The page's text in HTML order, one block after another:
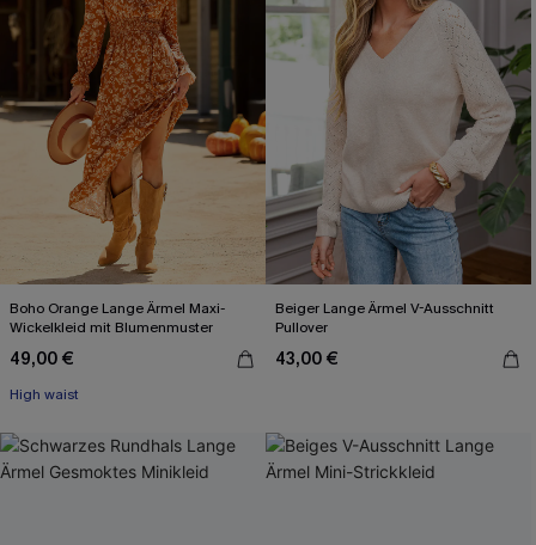
Boho Orange Lange Ärmel Maxi-
Wickelkleid mit Blumenmuster
49,00 €
High waist
Beiger Lange Ärmel V-Ausschnitt
Pullover
43,00 €